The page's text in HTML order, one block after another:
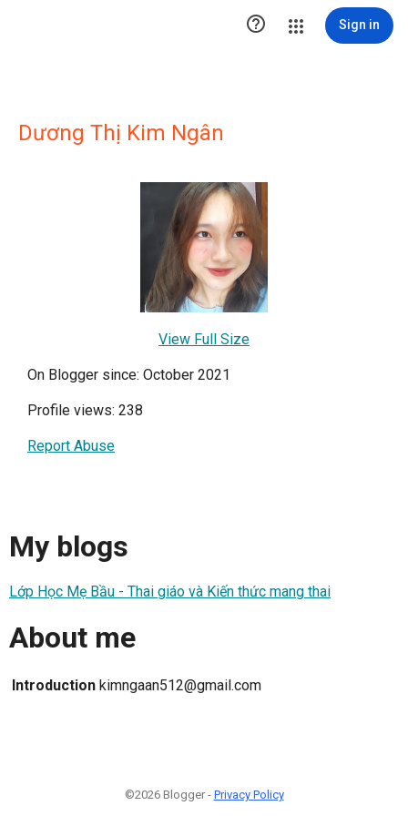
 Sign in
Dương Thị Kim Ngân
View Full Size
On Blogger since: October 2021
Profile views: 238
Report Abuse
My blogs
Lớp Học Mẹ Bầu - Thai giáo và Kiến thức mang thai
About me
Introduction kimngaan512@gmail.com
©2026 Blogger - Privacy Policy